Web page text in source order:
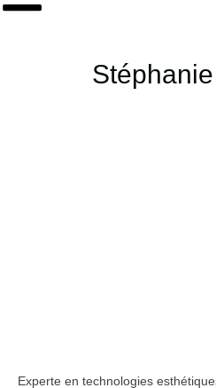
Experte en technologies